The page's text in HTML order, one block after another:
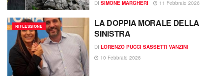
DI SIMONE MARGHERI 11 Febbraio 2026
RIFLESSIONE
LA DOPPIA MORALE DELLA
SINISTRA
DI LORENZO PUCCI SASSETTI VANZINI
10 Febbraio 2026